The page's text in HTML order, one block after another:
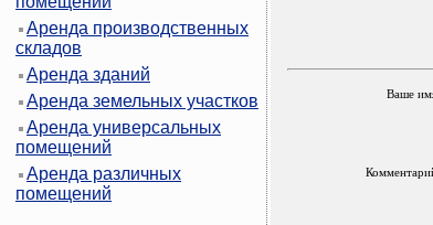
Аренда производственных
складов
Аренда зданий
Аренда земельных участков
Аренда универсальных
помещений
Аренда различных
помещений
Ваше